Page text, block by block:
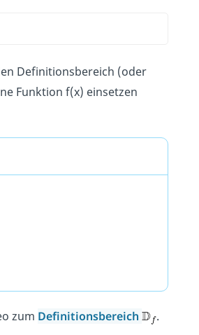
Definitionsbereich (oder
Funktion f(x) einsetzen
zum Definitionsbereich .